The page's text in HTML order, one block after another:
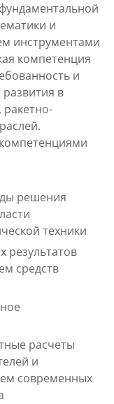
и
инструментами
компетенция
и
в
решения
техники
результатов
средств
расчеты
и
современных